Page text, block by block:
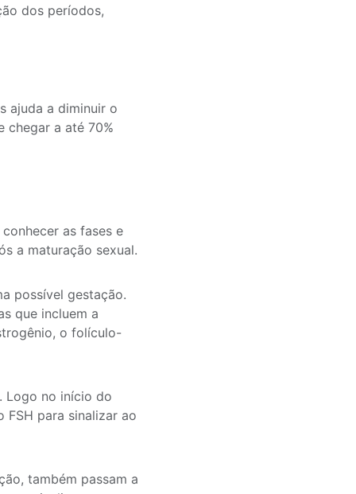
dos períodos,
ajuda a diminuir o
chegar a até 70%
as fases e
a maturação sexual.
possível gestação.
que incluem a
o folículo-
Logo no início do
para sinalizar ao
também passam a